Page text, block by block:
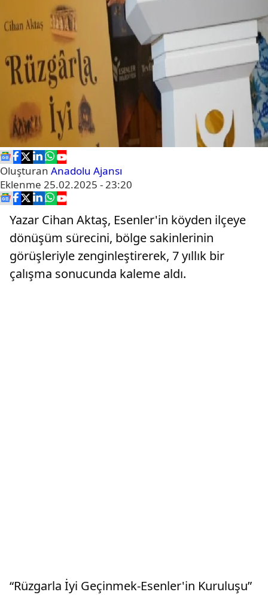
Oluşturan Anadolu Ajansı
Eklenme 25.02.2025 - 23:20
Yazar Cihan Aktaş, Esenler'in köyden ilçeye
dönüşüm sürecini, bölge sakinlerinin
görüşleriyle zenginleştirerek, 7 yıllık bir
çalışma sonucunda kaleme aldı.
“Rüzgarla İyi Geçinmek-Esenler'in Kuruluşu”